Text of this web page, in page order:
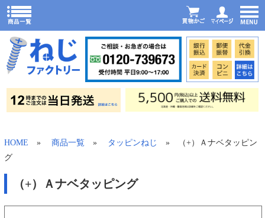
HOME » 商品一覧» タッピンねじ
» （+）Ａナベタッピン
グ
（+）Ａナベタッピング